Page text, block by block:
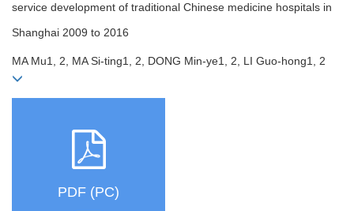
service development of traditional Chinese medicine hospitals in
Shanghai 2009 to 2016
MA Mu1, 2, MA Si-ting1, 2, DONG Min-ye1, 2, LI Guo-hong1, 2
PDF (PC)